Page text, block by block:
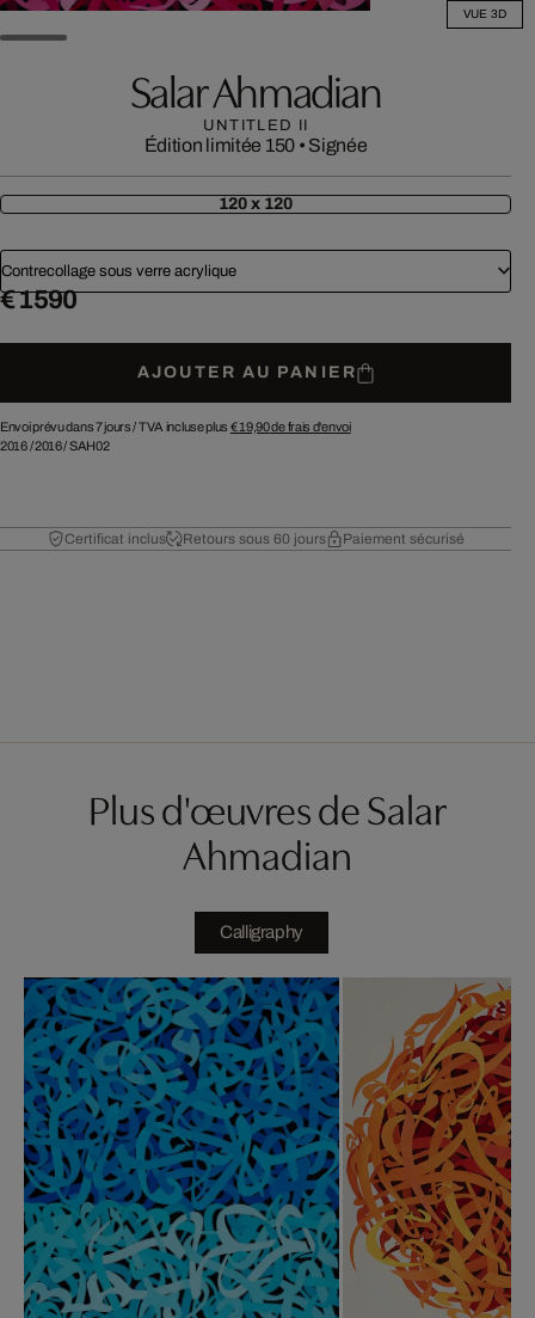
VUE 3D
Salar Ahmadian
UNTITLED II
Édition limitée 150 • Signée
120 x 120
Contrecollage sous verre acrylique
€ 1 590
AJOUTER AU PANIER
Envoi prévu dans 7 jours /TVA incluse plus € 19,90de frais d'envoi
2016/2016/SAH02
Certificat inclus Retours sous 60 jours Paiement sécurisé
Plus d'œuvres de Salar
Ahmadian
Calligraphy